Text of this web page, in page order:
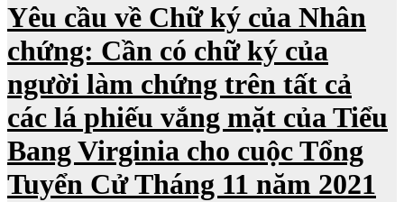
Yêu cầu về Chữ ký của Nhân
chứng: Cần có chữ ký của
người làm chứng trên tất cả
các lá phiếu vắng mặt của Tiểu
Bang Virginia cho cuộc Tổng
Tuyển Cử Tháng 11 năm 2021